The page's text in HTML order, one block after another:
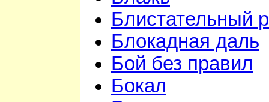
Блистательный
Блокадная даль
Бой без правил
Бокал